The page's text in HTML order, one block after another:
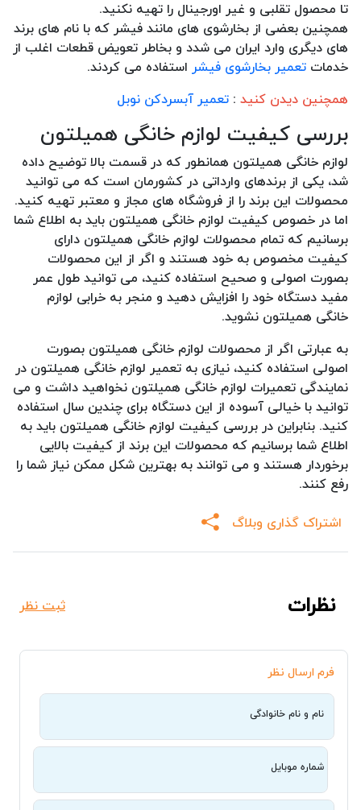
تا محصول تقلبی و غیر اورجینال را تهیه نکنید.
همچنین بعضی از بخارشوی های مانند فیشر که با نام های برند
های دیگری وارد ایران می شدد و بخاطر تعویض قطعات اغلب از
خدمات تعمیر بخارشوی فیشر استفاده می کردند.
همچنین دیدن کنید : تعمیر آبسردکن نوبل
بررسی کیفیت لوازم خانگی همیلتون
لوازم خانگی همیلتون همانطور که در قسمت بالا توضیح داده
شد، یکی از برندهای وارداتی در کشورمان است که می توانید
محصولات این برند را از فروشگاه های مجاز و معتبر تهیه کنید.
اما در خصوص کیفیت لوازم خانگی همیلتون باید به اطلاع شما
برسانیم که تمام محصولات لوازم خانگی همیلتون دارای
کیفیت مخصوص به خود هستند و اگر از این محصولات
بصورت اصولی و صحیح استفاده کنید، می توانید طول عمر
مفید دستگاه خود را افزایش دهید و منجر به خرابی لوازم
خانگی همیلتون نشوید.
به عبارتی اگر از محصولات لوازم خانگی همیلتون بصورت
اصولی استفاده کنید، نیازی به تعمیر لوازم خانگی همیلتون در
نمایندگی تعمیرات لوازم خانگی همیلتون نخواهید داشت و می
توانید با خیالی آسوده از این دستگاه برای چندین سال استفاده
کنید. بنابراین در بررسی کیفیت لوازم خانگی همیلتون باید به
اطلاع شما برسانیم که محصولات این برند از کیفیت بالایی
برخوردار هستند و می توانند به بهترین شکل ممکن نیاز شما را
رفع کنند.
اشتراک گذاری وبلاگ
نظرات ثبت نظر
فرم ارسال نظر
نام و نام خانوادگی
شماره موبایل